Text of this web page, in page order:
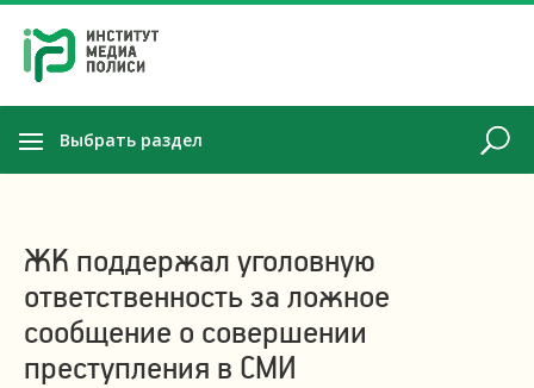
Выбрать раздел
ЖК поддержал уголовную
ответственность за ложное
сообщение о совершении
преступления в СМИ